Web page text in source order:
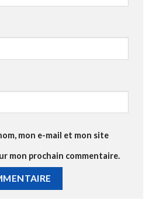
mon e-mail et mon site
mon prochain commentaire.